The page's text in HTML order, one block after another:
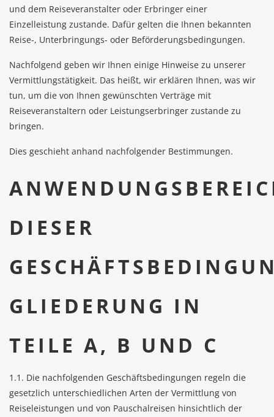
und dem Reiseveranstalter oder Erbringer einer
Einzelleistung zustande. Dafür gelten die Ihnen bekannten
Reise-, Unterbringungs- oder Beförderungsbedingungen.
Nachfolgend geben wir Ihnen einige Hinweise zu unserer
Vermittlungstätigkeit. Das heißt, wir erklären Ihnen, was wir
tun, um die von Ihnen gewünschten Verträge mit
Reiseveranstaltern oder Leistungserbringer zustande zu
bringen.
Dies geschieht anhand nachfolgender Bestimmungen.
DIESER
GLIEDERUNG IN
TEILE A, B UND C
1.1. Die nachfolgenden Geschäftsbedingungen regeln die
gesetzlich unterschiedlichen Arten der Vermittlung von
Reiseleistungen und von Pauschalreisen hinsichtlich der